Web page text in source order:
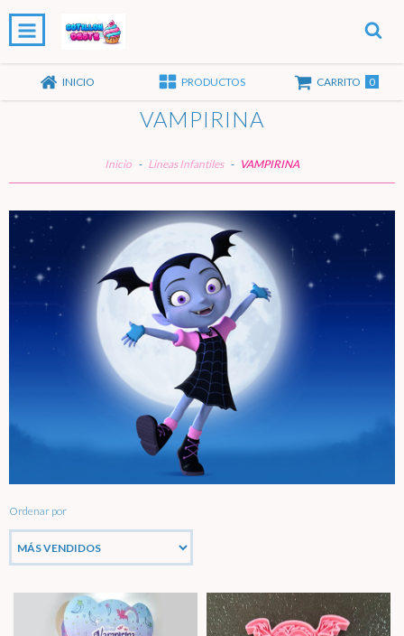
INICIO PRODUCTOS CARRITO 0
VAMPIRINA
Inicio - Lineas Infantiles - VAMPIRINA
Ordenar por